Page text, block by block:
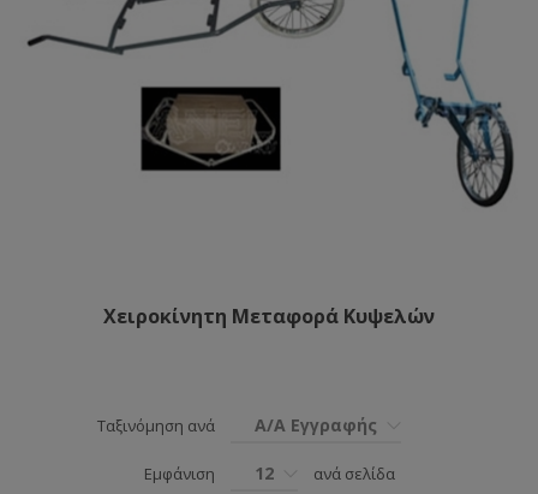
Χειροκίνητη Μεταφορά Κυψελών
Ταξινόμηση ανά Α/Α Εγγραφής
Εμφάνιση 12 ανά σελίδα